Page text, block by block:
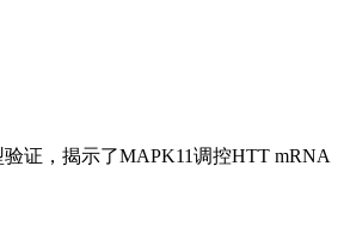
证，揭示了MAPK11调控HTT mRNA